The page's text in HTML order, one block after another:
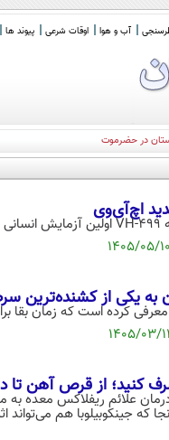
آب و هوا اوقات شرعی پیوند ها
در حضرموت
اچ‌آی‌وی
به یکی از
کرده است که زمان بقا برای
درمان علائم ریفلاکس
که جینکوبیلوبا هم